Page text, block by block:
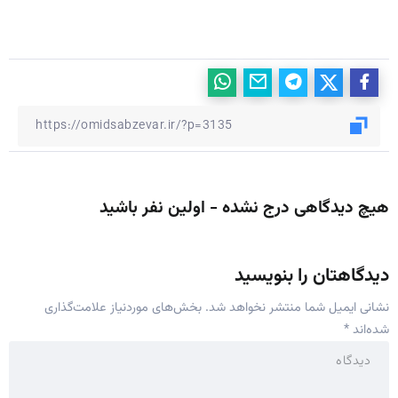
هیچ دیدگاهی درج نشده - اولین نفر باشید
دیدگاهتان را بنویسید
نشانی ایمیل شما منتشر نخواهد شد. بخش‌های موردنیاز علامت‌گذاری
شده‌اند*